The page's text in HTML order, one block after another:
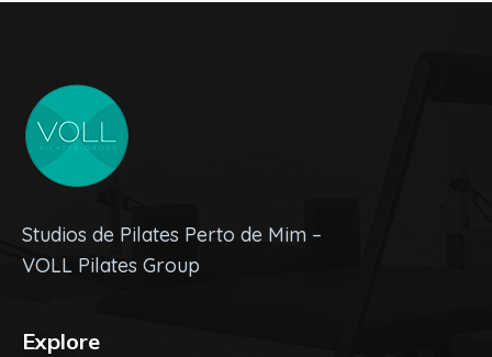
Studios de Pilates Perto de Mim –
VOLL Pilates Group
Explore